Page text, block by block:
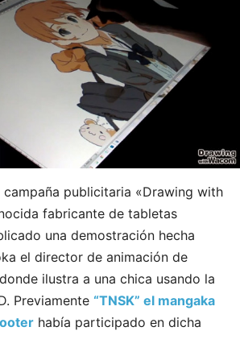
publicitaria «Drawing with
fabricante de tabletas
una demostración hecha
el director de animación de
donde ilustra a una chica usando la
Previamente “TNSK” el mangaka
había participado en dicha